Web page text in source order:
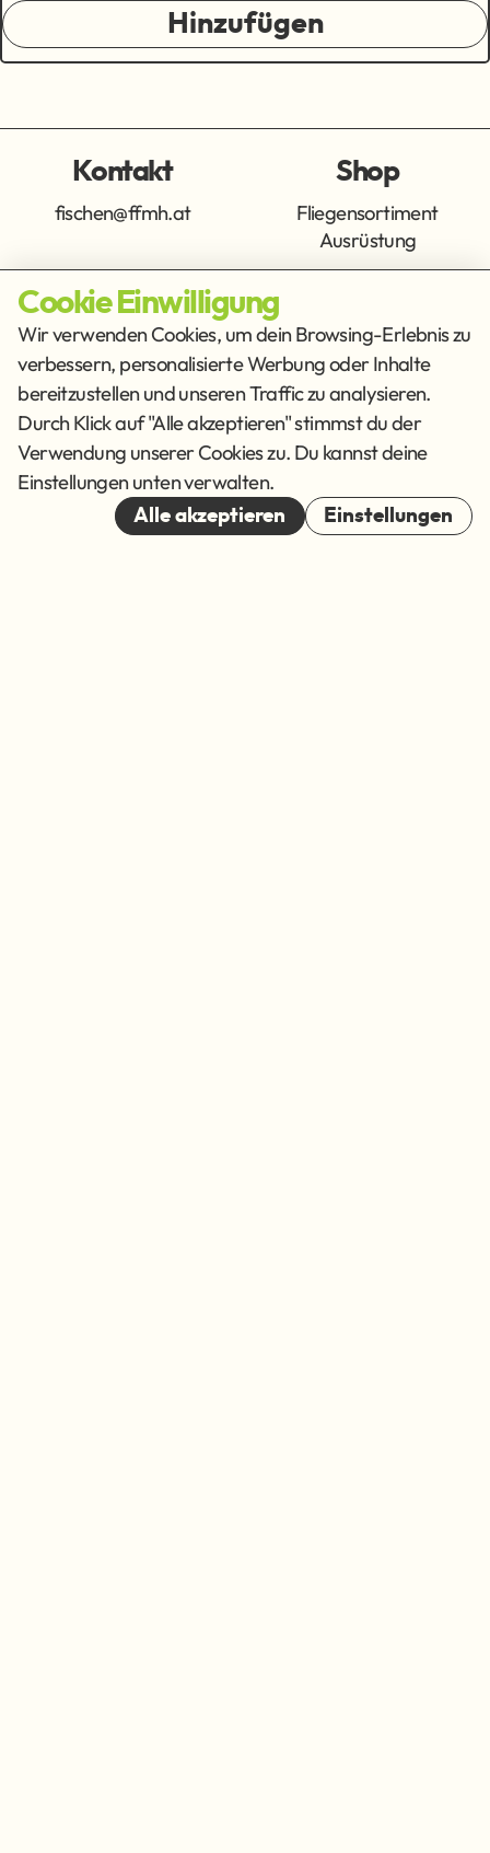
Hinzufügen
Kontakt
fischen@ffmh.at
Shop
Fliegensortiment
Ausrüstung
Info
Impressum
Datenschutz
AGB
Get Social
© 2026
Cookie Einwilligung
Wir verwenden Cookies, um dein Browsing-Erlebnis zu
verbessern, personalisierte Werbung oder Inhalte
bereitzustellen und unseren Traffic zu analysieren.
Durch Klick auf "Alle akzeptieren" stimmst du der
Verwendung unserer Cookies zu. Du kannst deine
Einstellungen unten verwalten.
Alle akzeptieren Einstellungen